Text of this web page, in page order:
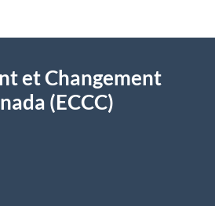
et Changement
(ECCC)